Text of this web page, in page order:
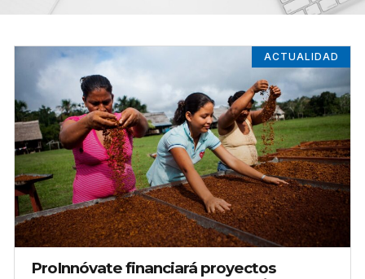
ACTUALIDAD
ProInnóvate financiará proyectos